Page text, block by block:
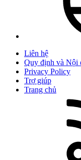
Liên hệ
Quy định và Nội
Privacy Policy
Trợ giúp
Trang chủ